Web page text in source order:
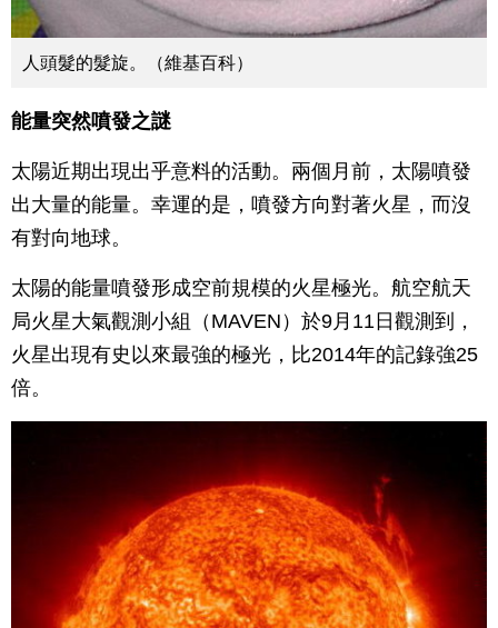
人頭髮的髮旋。（維基百科）
能量突然噴發之謎
太陽近期出現出乎意料的活動。兩個月前，太陽噴發
出大量的能量。幸運的是，噴發方向對著火星，而沒
有對向地球。
太陽的能量噴發形成空前規模的火星極光。航空航天
局火星大氣觀測小組（MAVEN）於9月11日觀測到，
火星出現有史以來最強的極光，比2014年的記錄強25
倍。